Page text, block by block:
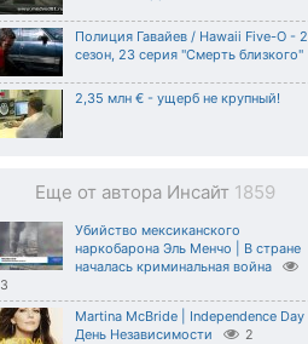
Полиция Гавайев / Hawaii Five-O - 2
сезон, 23 серия "Смерть близкого"
2,35 млн € - ущерб не крупный!
Еще от автора Инсайт 1859
Убийство мексиканского
наркобарона Эль Менчо | В стране
началась криминальная война
Martina McBride | Independence Day |
День Независимости
2